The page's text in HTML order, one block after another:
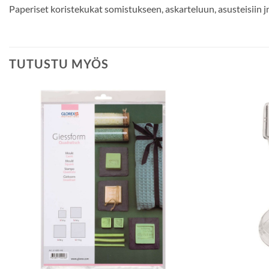
Paperiset koristekukat somistukseen, askarteluun, asusteisiin
TUTUSTU MYÖS